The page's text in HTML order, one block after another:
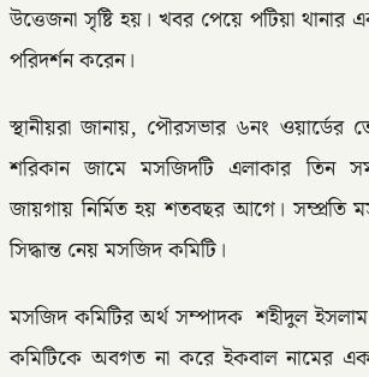
উত্তেজনা সৃষ্টি হয়। খবর পেয়ে পটিয়া থানার
পরিদর্শন করেন।
স্থানীয়রা জানায়, পৌরসভার ৬নং ওয়ার্ডের
শরিকান জামে মসজিদটি এলাকার তিন
জায়গায় নির্মিত হয় শতবছর আগে। সম্প্রতি
সিদ্ধান্ত নেয় মসজিদ কমিটি।
মসজিদ কমিটির অর্থ সম্পাদক শহীদুল
কমিটিকে অবগত না করে ইকবাল নামের এক